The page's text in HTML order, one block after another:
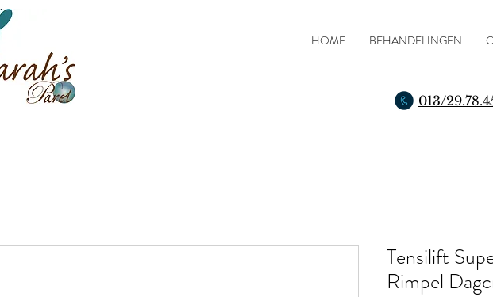
013/
Tensilift
Rimpel
HOME BEHANDELINGEN